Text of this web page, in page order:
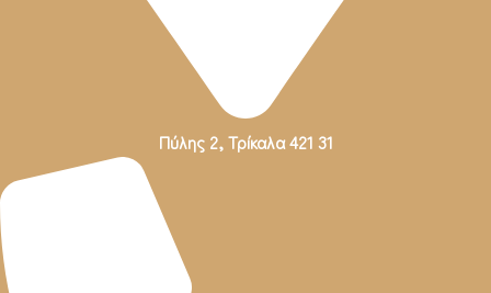
Πύλης 2, Τρίκαλα 421 31